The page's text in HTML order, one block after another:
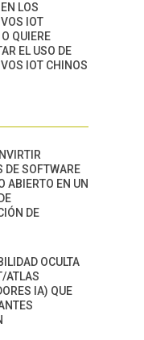
LOS
IOT
QUIERE
EL USO DE
IOT CHINOS
DE SOFTWARE
ABIERTO EN UN
DE
OCULTA
ATLAS
IA) QUE